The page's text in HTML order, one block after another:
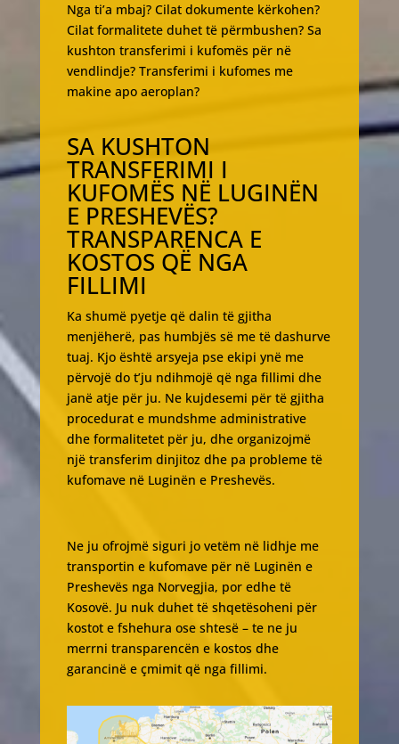
Nga ti’a mbaj? Cilat dokumente kërkohen?
Cilat formalitete duhet të përmbushen? Sa
kushton transferimi i kufomës për në
vendlindje? Transferimi i kufomes me
makine apo aeroplan?
SA KUSHTON
TRANSFERIMI I
KUFOMËS NË LUGINËN
E PRESHEVËS?
TRANSPARENCA E
KOSTOS QË NGA
FILLIMI
Ka shumë pyetje që dalin të gjitha
menjëherë, pas humbjës së me të dashurve
tuaj. Kjo është arsyeja pse ekipi ynë me
përvojë do t’ju ndihmojë që nga fillimi dhe
janë atje për ju. Ne kujdesemi për të gjitha
procedurat e mundshme administrative
dhe formalitetet për ju, dhe organizojmë
një transferim dinjitoz dhe pa probleme të
kufomave në Luginën e Preshevës.
Ne ju ofrojmë siguri jo vetëm në lidhje me
transportin e kufomave për në Luginën e
Preshevës nga Norvegjia, por edhe të
Kosovë. Ju nuk duhet të shqetësoheni për
kostot e fshehura ose shtesë – te ne ju
merrni transparencën e kostos dhe
garancinë e çmimit që nga fillimi.